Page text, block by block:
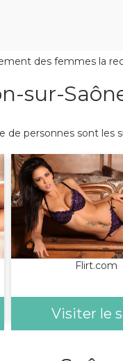
des femmes la
sur-
de personnes sont les
Flirt.com
Visiter le